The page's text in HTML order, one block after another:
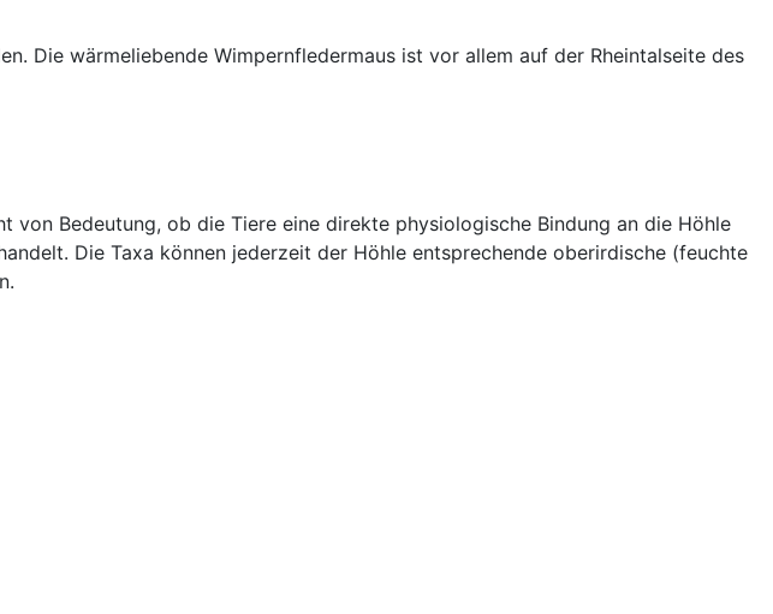
Die wärmeliebende Wimpernfledermaus ist vor allem auf der Rheintalseite des
Bedeutung, ob die Tiere eine direkte physiologische Bindung an die Höhle
Die Taxa können jederzeit der Höhle entsprechende oberirdische (feuchte